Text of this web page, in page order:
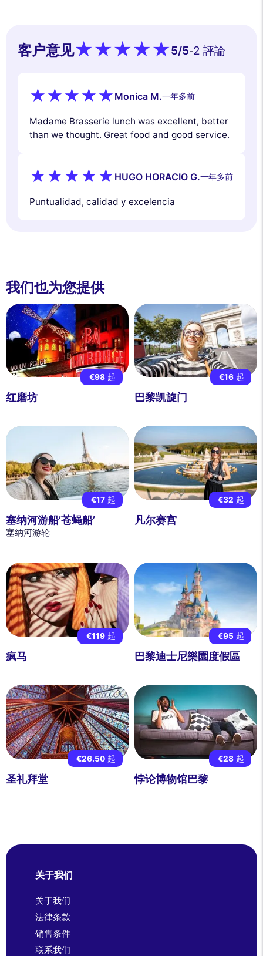
客户意见 5/5-2 評論
Monica M.一年多前
Madame Brasserie lunch was excellent, better
than we thought. Great food and good service.
HUGO HORACIO G.一年多前
Puntualidad, calidad y excelencia
我们也为您提供
€98 起
红磨坊
€16起
巴黎凯旋门
€17 起
塞纳河游船’苍蝇船’
塞纳河游轮
€32 起
凡尔赛宫
€119 起
疯马
€95起
巴黎迪士尼樂園度假區
€26.50 起
圣礼拜堂
€28起
悖论博物馆巴黎
关于我们
关于我们
法律条款
销售条件
联系我们